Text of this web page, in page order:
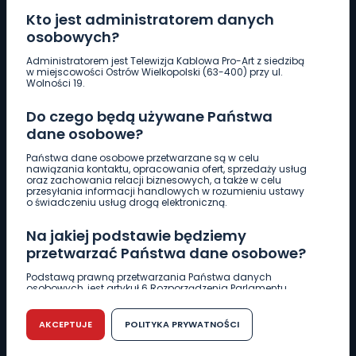
Kto jest administratorem danych
osobowych?
Administratorem jest Telewizja Kablowa Pro-Art z siedzibą
w miejscowości Ostrów Wielkopolski (63-400) przy ul.
Wolności 19.
Do czego będą używane Państwa
dane osobowe?
Państwa dane osobowe przetwarzane są w celu
nawiązania kontaktu, opracowania ofert, sprzedaży usług
oraz zachowania relacji biznesowych, a także w celu
przesyłania informacji handlowych w rozumieniu ustawy
o świadczeniu usług drogą elektroniczną.
Na jakiej podstawie będziemy
przetwarzać Państwa dane osobowe?
Podstawą prawną przetwarzania Państwa danych
osobowych, jest artykuł 6 Rozporządzenia Parlamentu
r. w sprawie ochrony osób fizycznych w związku z
przetwarzaniem danych osobowych w sprawie
swobodnego przepływu takich danych oraz uchylenia
dyrektywy 95/46/WE (RODO).
AKCEPTUJE POLITYKA PRYWATNOŚCI
Pobierz logotyp
661 997 997
REDAKCJA
62 735 22 22redakcja@wlkp24.info
DZIAŁ REKLAMY
62 735 01 85 reklama@wlkp24.info
WIADOMOŚCI
CIEKAWOSTKI